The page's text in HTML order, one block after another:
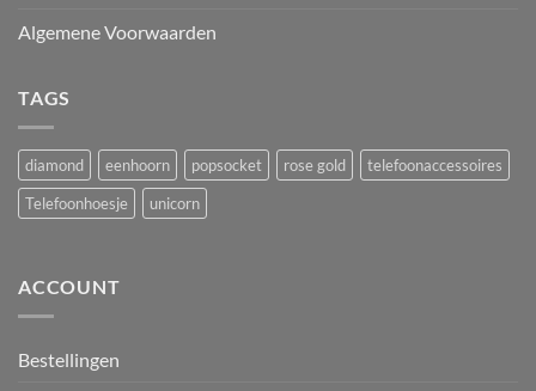
Algemene Voorwaarden
TAGS
diamond eenhoorn popsocket rose gold
telefoonaccessoires
Telefoonhoesje
unicorn
ACCOUNT
Bestellingen